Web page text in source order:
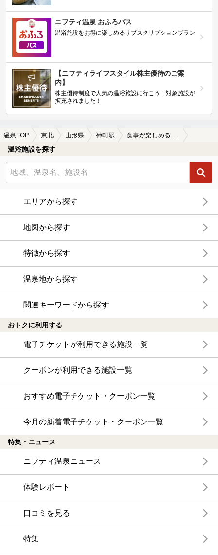
ニフティ温泉 おふろパス
温浴施設をお得に楽しめるサブスクリプションプラン
【ニフティライフスタイル株主優待のご案
内】
株主優待制度で人気の温浴施設に行こう！対象施設が
拡充されました！
温泉TOP 東北 山形県 神町駅 食事が楽しめる神町駅近くの温泉、日帰り温泉、スーパー銭湯おすすめ
温浴施設を探す
エリアから探す
地図から探す
特徴から探す
温泉地から探す
関連キーワードから探す
おトクに利用する
電子チケットが利用できる施設一覧
クーポンが利用できる施設一覧
おすすめ電子チケット・クーポン一覧
今月の新着電子チケット・クーポン一覧
特集・ニュース
ニフティ温泉ニュース
体験レポート
口コミを見る
特集